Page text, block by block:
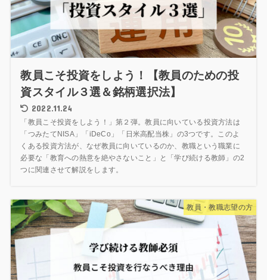
教員こそ投資をしよう！【教員のための投
資スタイル３選＆銘柄選択法】
2022.11.24
「教員こそ投資をしよう！」第２弾。教員に向いている投資方法は
「つみたてNISA」「iDeCo」「日米高配当株」の3つです。このよ
くある投資方法が、なぜ教員に向いているのか、教職という職業に
必要な「教育への熱意を絶やさないこと」と「学び続ける教師」の2
つに関連させて解説をします。
教員・教職志望の方